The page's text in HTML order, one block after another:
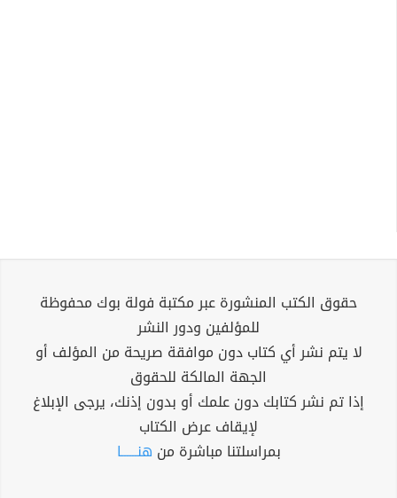
حقوق الكتب المنشورة عبر مكتبة فولة بوك محفوظة
للمؤلفين ودور النشر
لا يتم نشر أي كتاب دون موافقة صريحة من المؤلف أو
الجهة المالكة للحقوق
إذا تم نشر كتابك دون علمك أو بدون إذنك، يرجى الإبلاغ
لإيقاف عرض الكتاب
بمراسلتنا مباشرة من هنــــــا